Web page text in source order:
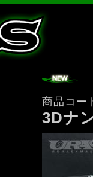
商品コー
3Dナ